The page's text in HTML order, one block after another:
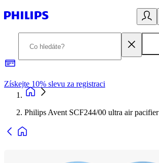
Získejte 10% slevu za registraci
Philips Avent SCF244/00 ultra air pacifier